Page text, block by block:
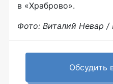
в «Храброво».
Фото: Виталий Невар /
Обсудить